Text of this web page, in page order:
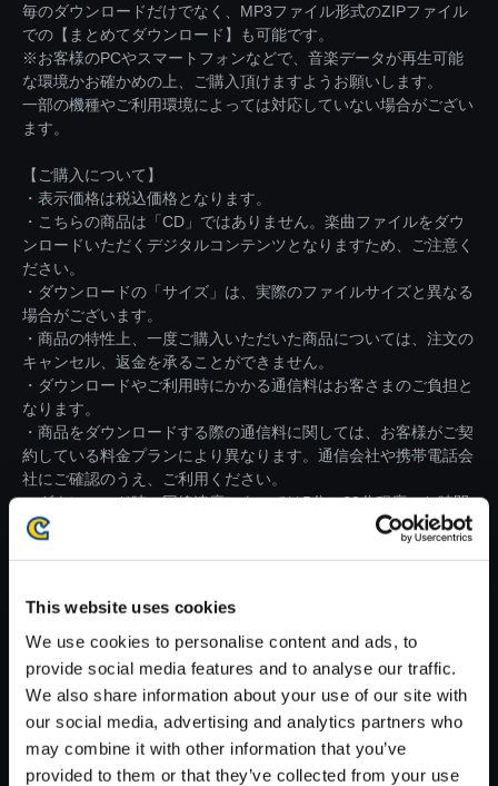
This website uses cookies
We use cookies to personalise content and ads, to
provide social media features and to analyse our traffic.
We also share information about your use of our site with
our social media, advertising and analytics partners who
may combine it with other information that you’ve
provided to them or that they’ve collected from your use
毎のダウンロードだけでなく、MP3ファイル形式のZIPファイル
での【まとめてダウンロード】も可能です。
※お客様のPCやスマートフォンなどで、音楽データが再生可能
な環境かお確かめの上、ご購入頂けますようお願いします。
一部の機種やご利用環境によっては対応していない場合がござい
ます。
【ご購入について】
・表示価格は税込価格となります。
・こちらの商品は「CD」ではありません。楽曲ファイルをダウ
ンロードいただくデジタルコンテンツとなりますため、ご注意く
ださい。
・ダウンロードの「サイズ」は、実際のファイルサイズと異なる
場合がございます。
・商品の特性上、一度ご購入いただいた商品については、注文の
キャンセル、返金を承ることができません。
・ダウンロードやご利用時にかかる通信料はお客さまのご負担と
なります。
・商品をダウンロードする際の通信料に関しては、お客様がご契
約している料金プランにより異なります。通信会社や携帯電話会
社にご確認のうえ、ご利用ください。
・ダウンロード時、回線速度によっては5分～60分程度のお時間
がかかる場合がございます。
※ご購入いただいたファイルのダウンロードの際には、通信環境
【単曲】モンスターハンタース
トーリーズ2 ～破滅の翼～ オ